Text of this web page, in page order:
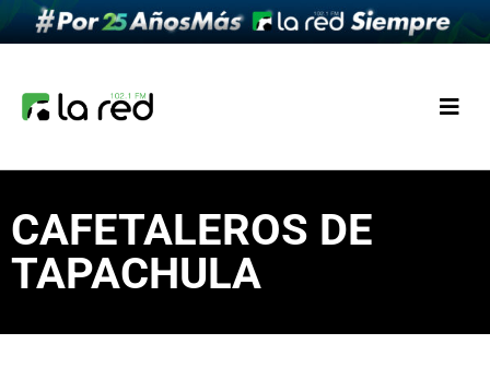
CAFETALEROS DE
TAPACHULA